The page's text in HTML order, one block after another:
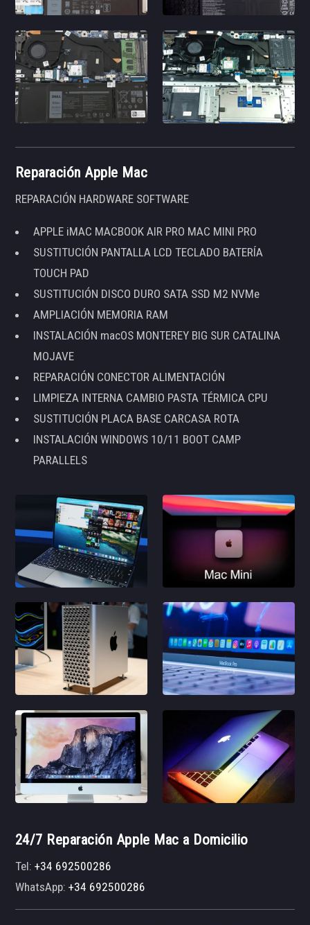
Reparación Apple Mac
REPARACIÓN HARDWARE SOFTWARE
APPLE iMAC MACBOOK AIR PRO MAC MINI PRO
SUSTITUCIÓN PANTALLA LCD TECLADO BATERÍA
TOUCH PAD
SUSTITUCIÓN DISCO DURO SATA SSD M2 NVMe
AMPLIACIÓN MEMORIA RAM
INSTALACIÓN macOS MONTEREY BIG SUR CATALINA
MOJAVE
REPARACIÓN CONECTOR ALIMENTACIÓN
LIMPIEZA INTERNA CAMBIO PASTA TÉRMICA CPU
SUSTITUCIÓN PLACA BASE CARCASA ROTA
INSTALACIÓN WINDOWS 10/11 BOOT CAMP
PARALLELS
24/7 Reparación Apple Mac a Domicilio
Tel:+34 692500286
WhatsApp:+34 692500286